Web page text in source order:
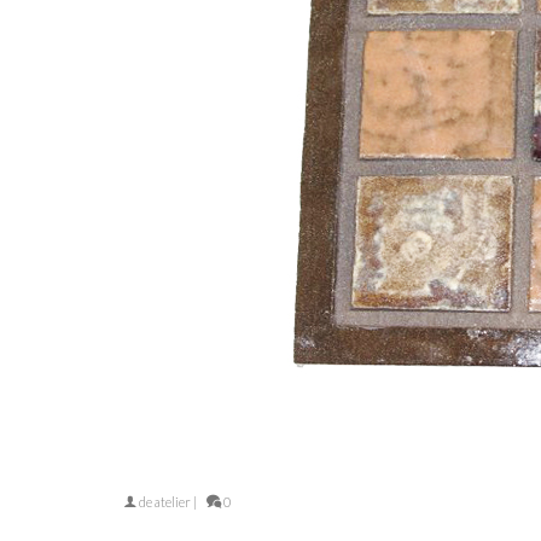
deatelier | 0